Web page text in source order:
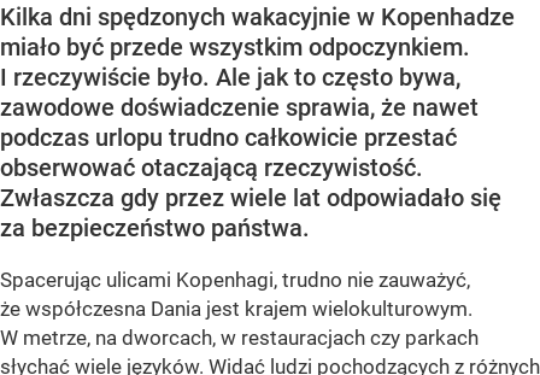
Kilka dni spędzonych wakacyjnie w Kopenhadze
miało być przede wszystkim odpoczynkiem.
I rzeczywiście było. Ale jak to często bywa,
zawodowe doświadczenie sprawia, że nawet
podczas urlopu trudno całkowicie przestać
obserwować otaczającą rzeczywistość.
Zwłaszcza gdy przez wiele lat odpowiadało się
za bezpieczeństwo państwa.
Spacerując ulicami Kopenhagi, trudno nie zauważyć,
że współczesna Dania jest krajem wielokulturowym.
W metrze, na dworcach, w restauracjach czy parkach
słychać wiele języków. Widać ludzi pochodzących z różnych